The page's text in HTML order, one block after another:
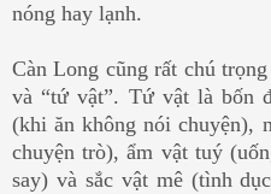
nóng hay lạnh.
Càn Long cũng rất chú
và “tứ vật”. Tứ vật là bốn
(khi ăn không nói chuyện),
chuyện trò), ẩm vật tuý
say) và sắc vật mê (tình